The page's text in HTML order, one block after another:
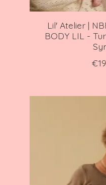
Lil' Atelier |
BODY LIL -